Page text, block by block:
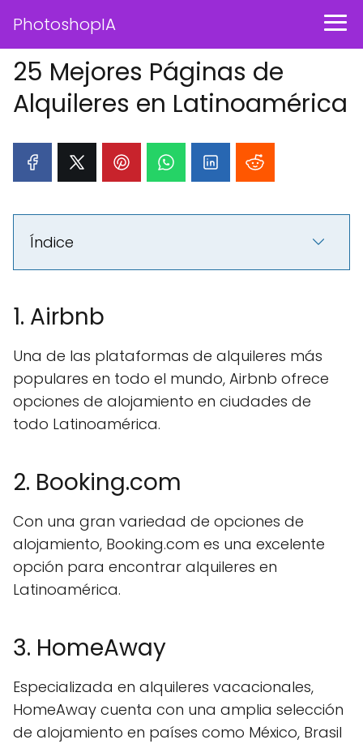
PhotoshopIA
25 Mejores Páginas de
Alquileres en Latinoamérica
Índice
1. Airbnb
Una de las plataformas de alquileres más
populares en todo el mundo, Airbnb ofrece
opciones de alojamiento en ciudades de
todo Latinoamérica.
2. Booking.com
Con una gran variedad de opciones de
alojamiento, Booking.com es una excelente
opción para encontrar alquileres en
Latinoamérica.
3. HomeAway
Especializada en alquileres vacacionales,
HomeAway cuenta con una amplia selección
de alojamiento en países como México, Brasil